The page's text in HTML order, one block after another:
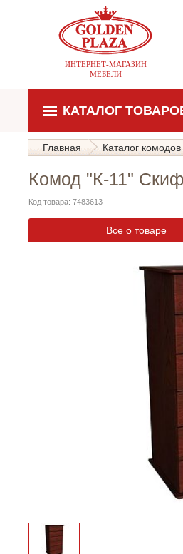
ИНТЕРНЕТ-МАГАЗИН
МЕБЕЛИ
КАТАЛОГ
Главная Каталог комодов
Комод "К-11" Скиф
Код товара: 7483613
Все о товаре